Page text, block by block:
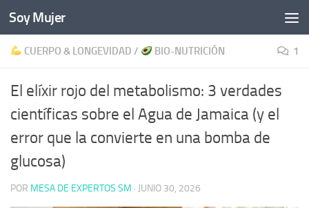
Bajo el contenido
Soy Mujer
CUERPO & LONGEVIDAD / BIO-NUTRICIÓN 1
El elíxir rojo del metabolismo: 3 verdades
científicas sobre el Agua de Jamaica (y el
error que la convierte en una bomba de
glucosa)
POR MESA DE EXPERTOS SM · JUNIO 30, 2026